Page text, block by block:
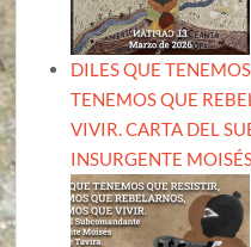
DILES QUE
TENEMOS QUE
VIVIR. CARTA DEL
INSURGENTE